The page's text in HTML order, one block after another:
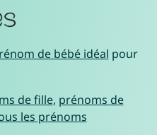
de bébé idéal pour
de fille, prénoms de
les prénoms